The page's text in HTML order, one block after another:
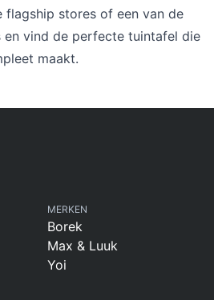
flagship stores of een van de
en vind de perfecte tuintafel die
maakt.
MERKEN
Borek
Max & Luuk
Yoi